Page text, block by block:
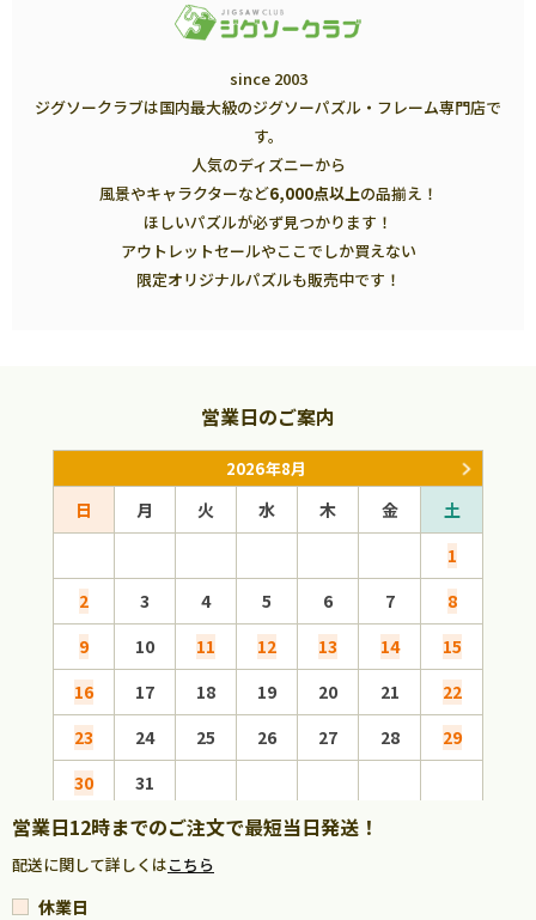
since 2003
ジグソークラブは国内最大級のジグソーパズル・フレーム専門店で
す。
人気のディズニーから
風景やキャラクターなど6,000点以上の品揃え！
ほしいパズルが必ず見つかります！
アウトレットセールやここでしか買えない
限定オリジナルパズルも販売中です！
営業日のご案内
2026年8月
日 月 火 水 木 金
土
1
2
3 4 5 6 7
8
9
10 11 12 13 14
15
16
17 18 19 20 21
22
23
24 25 26 27 28
29
30
31
営業日12時までのご注文で最短当日発送！
配送に関して詳しくはこちら
休業日